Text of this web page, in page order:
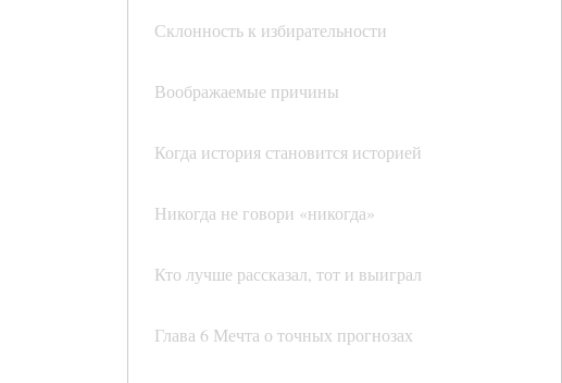
Склонность к избирательности
Воображаемые причины
Когда история становится историей
Никогда не говори «никогда»
Кто лучше рассказал, тот и выиграл
Глава 6 Мечта о точных прогнозах